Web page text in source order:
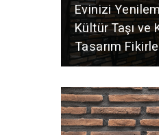
Evinizi
Kültür Taşı ve
Tasarım